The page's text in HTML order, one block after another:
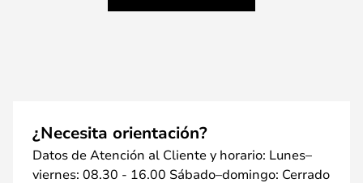
¿Necesita orientación?
Datos de Atención al Cliente y horario: Lunes–
viernes: 08.30 - 16.00 Sábado–domingo: Cerrado